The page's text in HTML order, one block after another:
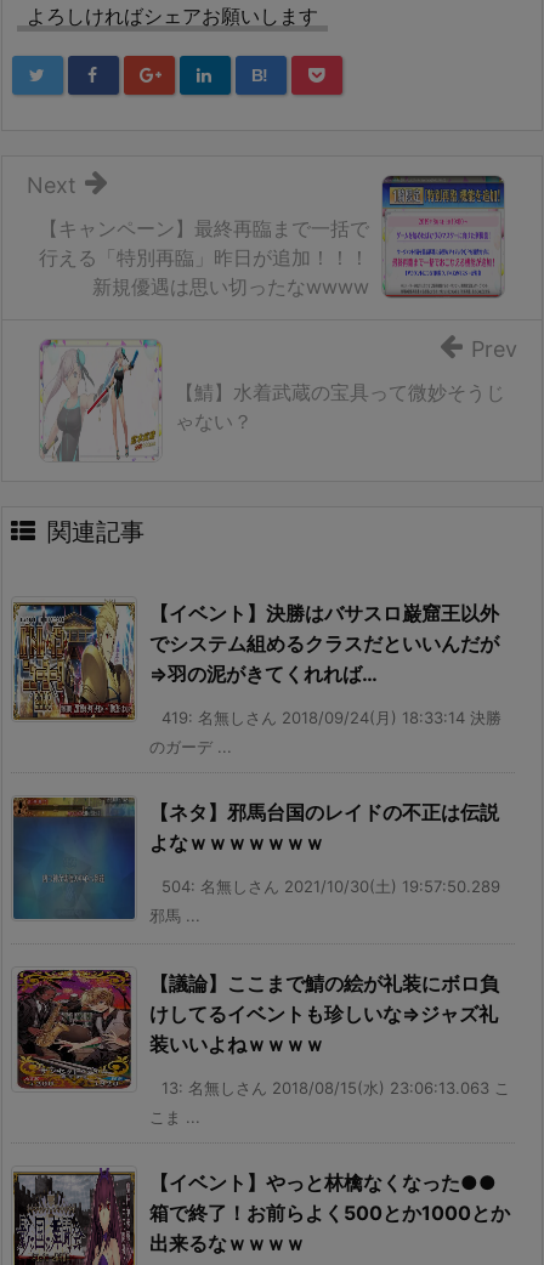
よろしければシェアお願いします
B!
【キャンペーン】最終再臨まで一括で
行える「特別再臨」昨日が追加！！！
新規優遇は思い切ったなwwww
Next
【鯖】水着武蔵の宝具って微妙そうじ
ゃない？
Prev
関連記事
【イベント】決勝はバサスロ巌窟王以外
でシステム組めるクラスだといいんだが
⇒羽の泥がきてくれれば…
419: 名無しさん 2018/09/24(月) 18:33:14 決勝
のガーデ ...
【ネタ】邪馬台国のレイドの不正は伝説
よなｗｗｗｗｗｗｗ
504: 名無しさん 2021/10/30(土) 19:57:50.289
邪馬 ...
【議論】ここまで鯖の絵が礼装にボロ負
けしてるイベントも珍しいな⇒ジャズ礼
装いいよねｗｗｗｗ
13: 名無しさん 2018/08/15(水) 23:06:13.063 こ
こま ...
【イベント】やっと林檎なくなった●●
箱で終了！お前らよく500とか1000とか
出来るなｗｗｗｗ